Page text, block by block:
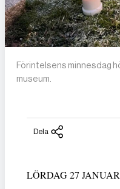
Förintelsens minnesdag
museum.
Dela
LÖRDAG 27